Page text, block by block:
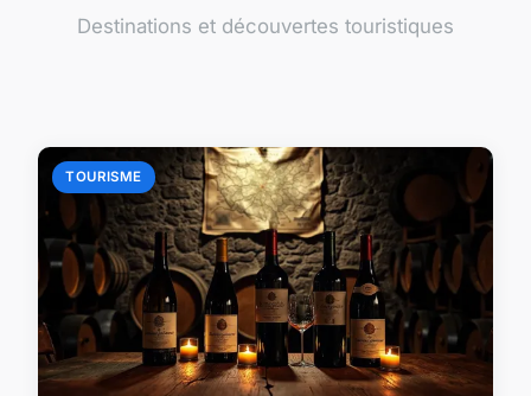
Destinations et découvertes touristiques
TOURISME